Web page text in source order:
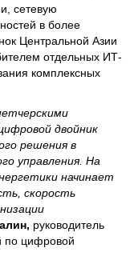
сетевую
в более
Центральной Азии
отдельных ИТ-
комплексных
двойник
решения в
управления. На
начинает
скорость
руководитель
по цифровой